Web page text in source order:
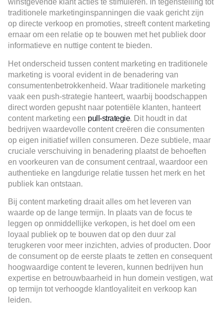
winstgevende klant acties te stimuleren​. In tegenstelling tot
traditionele marketinginspanningen die vaak gericht zijn
op directe verkoop en promoties, streeft content marketing
ernaar om een relatie op te bouwen met het publiek door
informatieve en nuttige content te bieden.
Het onderscheid tussen content marketing en traditionele
marketing is vooral evident in de benadering van
consumentenbetrokkenheid. Waar traditionele marketing
vaak een push-strategie hanteert, waarbij boodschappen
direct worden gepusht naar potentiële klanten, hanteert
content marketing een pull-strategie. Dit houdt in dat
bedrijven waardevolle content creëren die consumenten
op eigen initiatief willen consumeren. Deze subtiele, maar
cruciale verschuiving in benadering plaatst de behoeften
en voorkeuren van de consument centraal, waardoor een
authentieke en langdurige relatie tussen het merk en het
publiek kan ontstaan.
Bij content marketing draait alles om het leveren van
waarde op de lange termijn. In plaats van de focus te
leggen op onmiddellijke verkopen, is het doel om een
loyaal publiek op te bouwen dat op den duur zal
terugkeren voor meer inzichten, advies of producten. Door
de consument op de eerste plaats te zetten en consequent
hoogwaardige content te leveren, kunnen bedrijven hun
expertise en betrouwbaarheid in hun domein vestigen, wat
op termijn tot verhoogde klantloyaliteit en verkoop kan
leiden.